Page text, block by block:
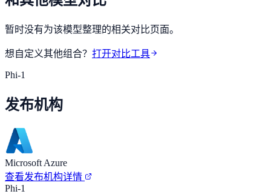
暂时没有为该模型整理的相关对比页面。
想自定义其他组合？ 打开对比工具
Phi-1
发布机构
Microsoft Azure
查看发布机构详情
Phi-1